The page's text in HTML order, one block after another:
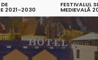
2021-2030
FESTIVALUL
MEDIEVALĂ
AVERE ȘI INTERESE